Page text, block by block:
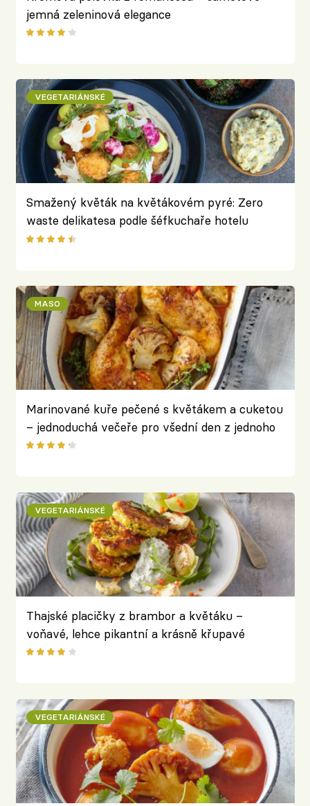
jemná zeleninová elegance
VEGETARIÁNSKÉ
Smažený květák na květákovém pyré: Zero
waste delikatesa podle šéfkuchaře hotelu
Troyer
MASO
Marinované kuře pečené s květákem a cuketou
– jednoduchá večeře pro všední den z jednoho
pekáče
VEGETARIÁNSKÉ
Thajské placičky z brambor a květáku –
voňavé, lehce pikantní a krásně křupavé
VEGETARIÁNSKÉ